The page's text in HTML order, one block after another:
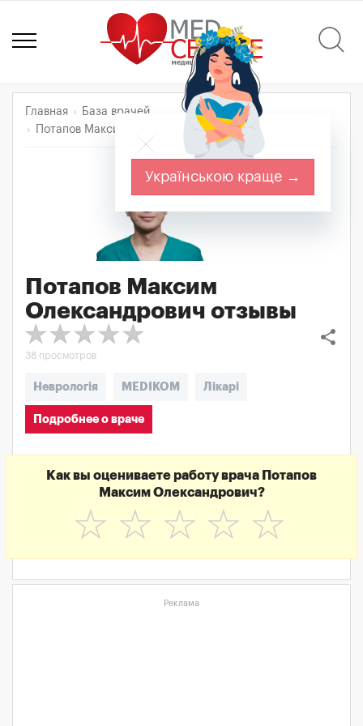
Главная
База врачей
Потапов Максим Олександрович
Отзывы
Потапов Максим
Олександрович отзывы
share
38 просмотров
Неврологія MEDIKOM Лікарі
Подробнее о враче
Как вы оцениваете работу врача Потапов
Максим Олександрович?
☆
☆
☆
☆
☆
Реклама
Українською краще →